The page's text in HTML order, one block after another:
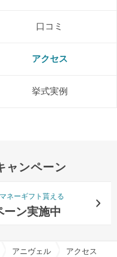
口コミ
アクセス
挙式実例
ャンペーン
ネーギフト貰える
ーン実施中
結婚式場一覧
アニヴェルセル 表参道で結
アクセス